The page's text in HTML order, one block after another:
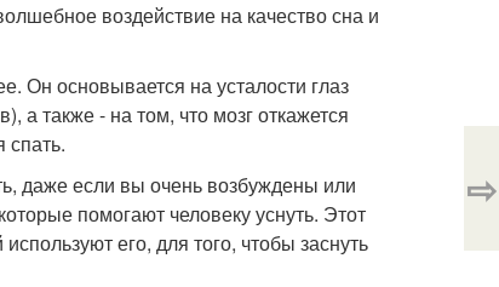
воздействие на качество сна и
Он основывается на усталости глаз
а также - на том, что мозг откажется
даже если вы очень возбуждены или
помогают человеку уснуть. Этот
его, для того, чтобы заснуть
⇨